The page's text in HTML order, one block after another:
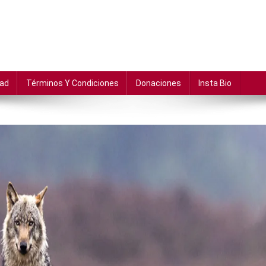
Términos Y Condiciones Donaciones Insta Bio